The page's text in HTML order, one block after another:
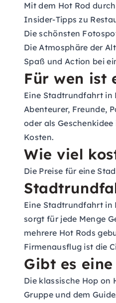
Mit dem Hot Rod
Insider-Tipps zu
Die schönsten
Die Atmosphäre der
Spaß und Action bei
Für wen ist
Eine Stadtrundfahrt in
Abenteurer, Freunde,
oder als
Kosten.
Wie viel
Die Preise für eine
Eine Stadtrundfahrt in
sorgt für jede Menge
mehrere Hot Rods
Firmenausflug ist die
Gibt es
Die klassische Hop on
Gruppe und dem